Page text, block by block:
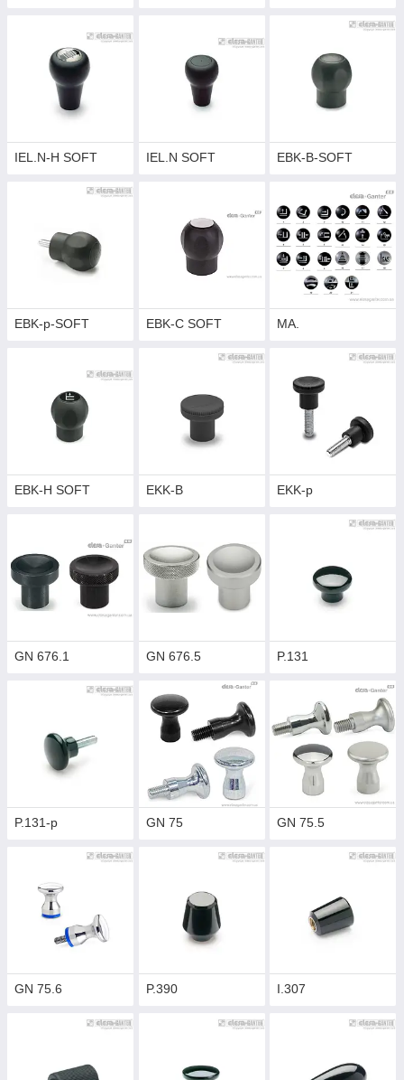
IEL.N-H SOFT IEL.N SOFT EBK-B-SOFT
EBK-p-SOFT EBK-C SOFT MA.
EBK-H SOFT EKK-B EKK-p
GN 676.1 GN 676.5 P.131
P.131-p GN 75 GN 75.5
GN 75.6 P.390 I.307